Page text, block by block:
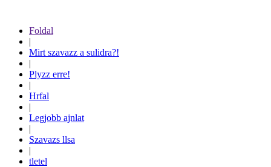
Foldal
|
Mirt szavazz a sulidra?!
|
Plyzz erre!
|
Hrfal
|
Legjobb ajnlat
|
Szavazs llsa
|
tletel